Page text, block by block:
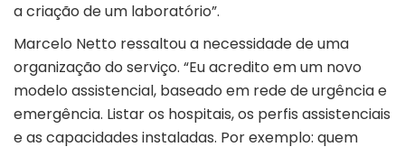
a criação de um laboratório”.
Marcelo Netto ressaltou a necessidade de uma
organização do serviço. “Eu acredito em um novo
modelo assistencial, baseado em rede de urgência e
emergência. Listar os hospitais, os perfis assistenciais
e as capacidades instaladas. Por exemplo: quem